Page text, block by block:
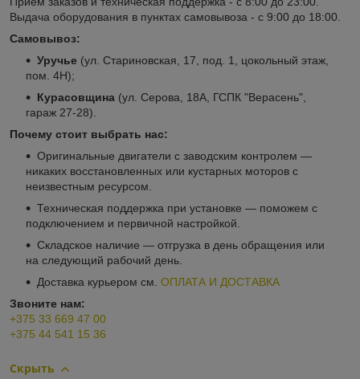
Выдача оборудования в пунктах самовывоза - с 9:00 до 18:00.
Самовывоз:
Уручье (ул. Стариновская, 17, под. 1, цокольный этаж,
пом. 4Н);
Курасовщина (ул. Серова, 18А, ГСПК "Верасень",
гараж 27-28).
Почему стоит выбрать нас:
Оригинальные двигатели с заводским контролем —
никаких восстановленных или кустарных моторов с
неизвестным ресурсом.
Техническая поддержка при установке — поможем с
подключением и первичной настройкой.
Складское наличие — отгрузка в день обращения или
на следующий рабочий день.
Доставка курьером см. ОПЛАТА И ДОСТАВКА
Звоните нам:
+375 33 669 47 00
+375 44 541 15 36
Скрыть